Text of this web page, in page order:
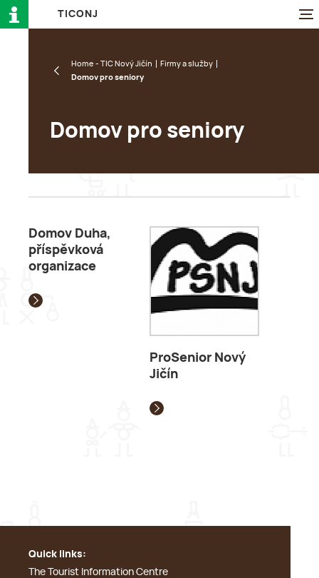
TI CON J
Home - TIC Nový Jičín
Firmy a služby
Domov pro seniory
Domov pro seniory
Domov Duha,
příspěvková
organizace
ProSenior Nový
Jičín
Quick links:
The Tourist Information Centre